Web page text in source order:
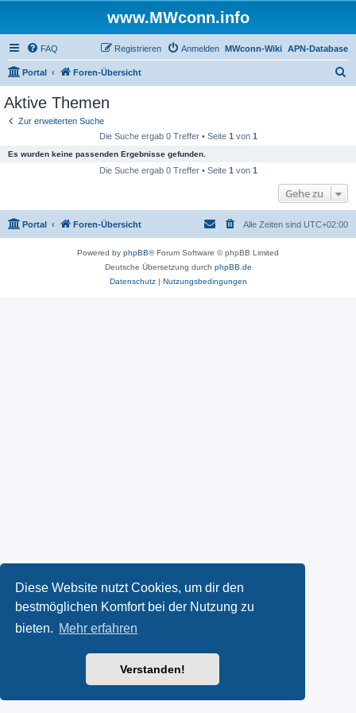
Diese Website nutzt Cookies, um dir den
bestmöglichen Komfort bei der Nutzung zu
bieten. Mehr erfahren
Verstanden!
www.MWconn.info
FAQ APN-Database
MWconn-Wiki
Anmelden
Registrieren
Portal Foren-Übersicht
Aktive Themen
Zur erweiterten Suche
Die Suche ergab 0 Treffer • Seite 1 von 1
Es wurden keine passenden Ergebnisse gefunden.
Die Suche ergab 0 Treffer • Seite 1 von 1
Gehe zu
Portal Foren-Übersicht Alle Zeiten sind UTC+02:00
Powered by phpBB® Forum Software © phpBB Limited
Deutsche Übersetzung durch phpBB.de
Datenschutz| Nutzungsbedingungen